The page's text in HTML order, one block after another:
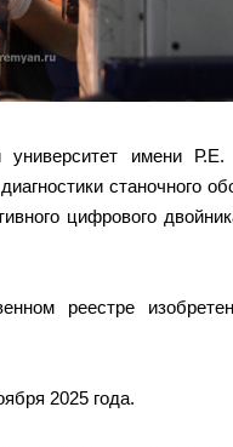
университет имени
станочного
цифрового
реестре
2025 года.